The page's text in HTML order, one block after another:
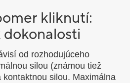
kliknutí:
od rozhodujúceho
silou (známou tiež
silou. Maximálna